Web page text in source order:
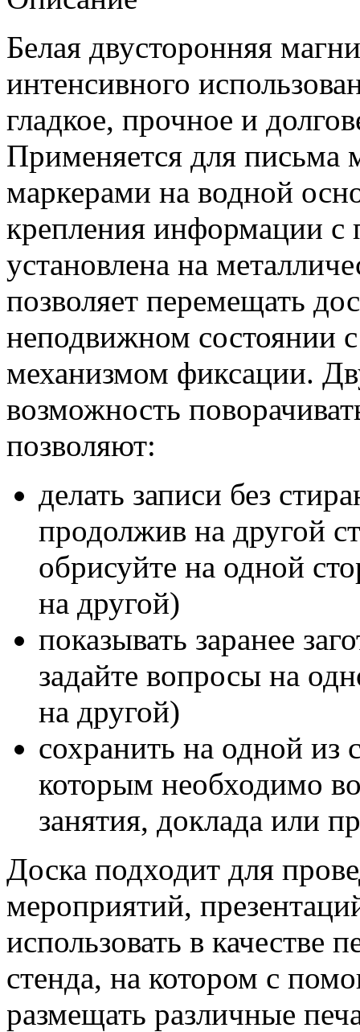
Белая двусторонняя
интенсивного
гладкое, прочное и
Применяется для письма
маркерами на водной
крепления информации
установлена на
позволяет перемещать
неподвижном состоянии
механизмом фиксации.
возможность
позволяют:
делать записи без
продолжив на другой
обрисуйте на одной
на другой)
показывать заранее
задайте вопросы на
на другой)
сохранить на одной из
которым необходимо
занятия, доклада или
Доска подходит для
мероприятий,
использовать в
стенда, на котором с
размещать различные